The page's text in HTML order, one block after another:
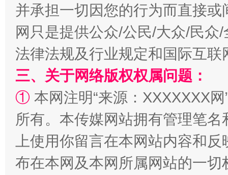
全民健身五年计划来了！等你上场
阿坝州三大球赛在茂县开幕 规模
并承担一切因您的行为而直接
网只是提供公众/公民/大众/民
法律法规及行业规定和国际互
三、关于网络版权权属问题：
① 本网注明“来源：XXXXXXX
所有。本传媒网站拥有管理笔
上使用你留言在本网站内容和
布在本网及本网所属网站的一